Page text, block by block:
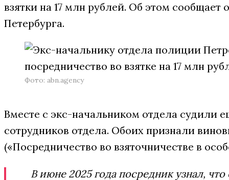
взятки на 17 млн рублей. Об этом
Петербурга.
Фото: abn.agency
Вместе с экс-начальником отдела судили
сотрудников отдела. Обоих признали
(«Посредничество во взяточничестве в
В июне 2025 года посредник узнал,